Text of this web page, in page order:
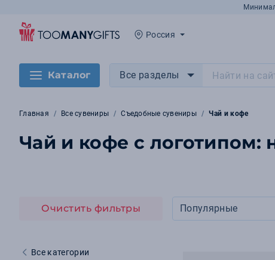
Россия
Каталог Все разделы
Главная Все сувениры Съедобные сувениры Чай и кофе
Чай и кофе с
Очистить фильтры
Все категории
Популярные